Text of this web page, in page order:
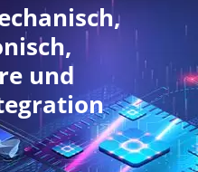
und